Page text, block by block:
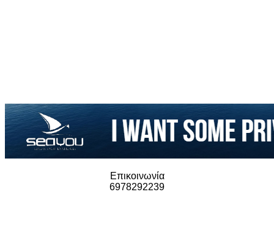
Επικοινωνία
6978292239